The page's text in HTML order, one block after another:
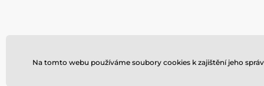
Na tomto webu používáme soubory cookies k zajištění jeho